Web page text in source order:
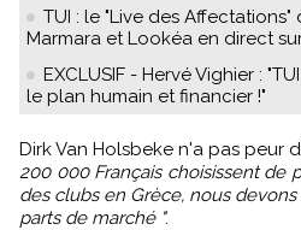
TUI : le "Live des
Marmara et Lookéa en direct
EXCLUSIF - Hervé Vighier :
le plan humain et financier !"
Dirk Van Holsbeke n'a pas peur
200 000 Français choisissent de
des clubs en Grèce, nous
parts de marché ".